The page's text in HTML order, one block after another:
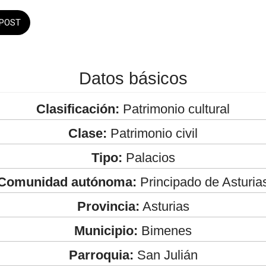
Datos básicos
Clasificación: Patrimonio cultural
Clase: Patrimonio civil
Tipo: Palacios
autónoma: Principado de
Provincia: Asturias
Municipio: Bimenes
Parroquia: San Julián